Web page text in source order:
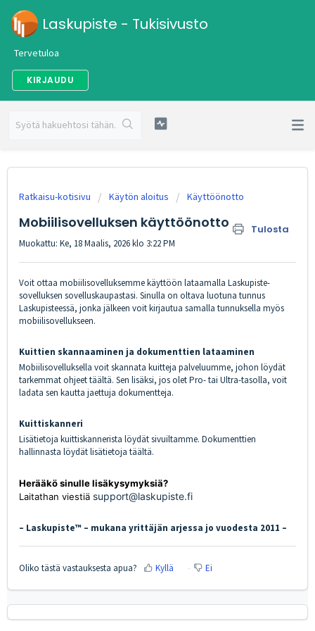
Laskupiste - Tukisivusto
Tervetuloa
KIRJAUDU
Ratkaisu-kotisivu Käytön aloitus Käyttöönotto
Mobiilisovelluksen käyttöönotto Tulosta
Muokattu: Ke, 18 Maalis, 2026 klo 3:22 PM
Voit ottaa mobiilisovelluksemme käyttöön lataamalla Laskupiste-
sovelluksen sovelluskaupastasi. Sinulla on oltava luotuna tunnus
Laskupisteessä, jonka jälkeen voit kirjautua samalla tunnuksella myös
mobiilisovellukseen.
Kuittien skannaaminen ja dokumenttien lataaminen
Mobiilisovelluksella voit skannata kuitteja palveluumme, johon löydät
tarkemmat ohjeettäältä. Sen lisäksi, jos olet Pro- tai Ultra-tasolla, voit
ladata sen kautta jaettuja dokumentteja.
Kuittiskanneri
Lisätietoja kuittiskannerista löydätsivuiltamme. Dokumenttien
hallinnasta löydät lisätietoja täältä.
Herääkö sinulle lisäkysymyksiä?
Laitathan viestiä support@laskupiste.fi
– Laskupiste™ – mukana yrittäjän arjessa jo vuodesta 2011 –
Oliko tästä vastauksesta apua? Kyllä Ei